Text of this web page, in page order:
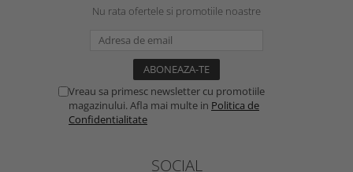
Nu rata ofertele si promotiile noastre
Vreau sa primesc newsletter cu promotiile
magazinului. Afla mai multe in Politica de
Confidentialitate
SOCIAL